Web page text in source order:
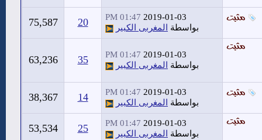
2019-01-03
01:47 PM
بواسطة
المغربى الكبير 20
75,587
2019-01-03
01:47 PM
بواسطة
المغربى الكبير 35
63,236
2019-01-03
01:47 PM
بواسطة
المغربى الكبير 14
38,367
2019-01-03
01:47 PM
بواسطة
المغربى الكبير 25
53,534